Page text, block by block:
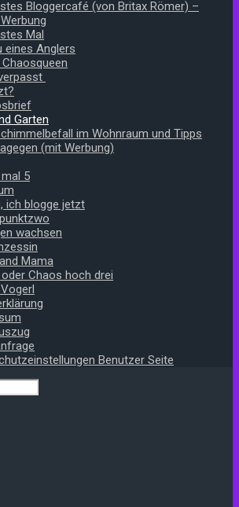
Bloggercafé (von Britax Römer) –
Mal
eines Anglers
Chaosqueen
Garten
im Wohnraum und Tipps
(mit Werbung)
5
ich blogge jetzt
wachsen
Mama
Chaos hoch drei
Benutzer Seite